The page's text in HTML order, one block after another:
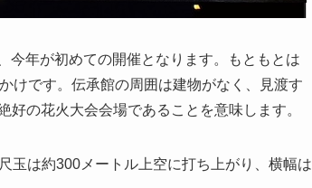
今年が初めての開催となります。もともとは
けです。伝承館の周囲は建物がなく、見渡す
の花火大会会場であることを意味します。
玉は約300メートル上空に打ち上がり、横幅は